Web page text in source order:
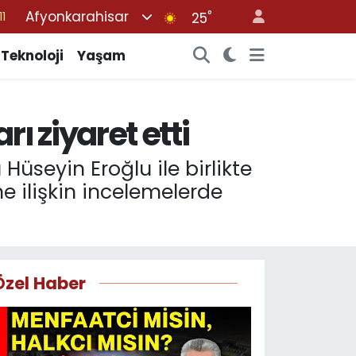
Afyonkarahisar 25°
Teknoloji Yaşam
ziyaret etti
Hüseyin Eroğlu ile birlikte
ilişkin incelemelerde
Haber